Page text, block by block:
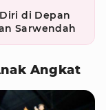
di Depan
Sarwendah
Angkat